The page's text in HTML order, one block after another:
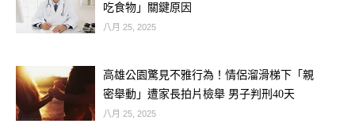
吃食物」關鍵原因
八月 25, 2025
高雄公園驚見不雅行為！情侶溜滑梯下「親
密舉動」遭家長拍片檢舉 男子判刑40天
八月 25, 2025